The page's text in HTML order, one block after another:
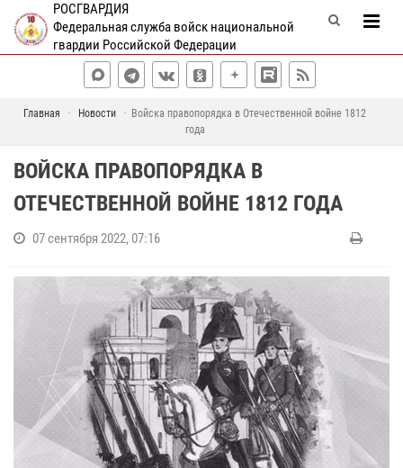
РОСГВАРДИЯ
Федеральная служба войск национальной
гвардии Российской Федерации
Главная Новости
Войска правопорядка в Отечественной войне 1812
года
ВОЙСКА ПРАВОПОРЯДКА В
ОТЕЧЕСТВЕННОЙ ВОЙНЕ 1812 ГОДА
07 сентября 2022, 07:16